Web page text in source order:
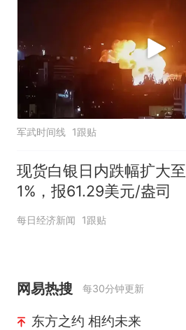
军武时间线 1跟贴
现货白银日内跌幅扩大至
1%，报61.29美元/盎司
每日经济新闻 1跟贴
网易热搜 每30分钟更新
东方之约 相约未来